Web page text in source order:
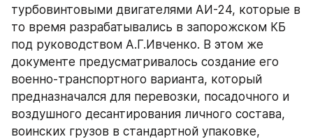
турбовинтовыми двигателями АИ-24, которые в
то время разрабатывались в запорожском КБ
под руководством А.Г.Ивченко. В этом же
документе предусматривалось создание его
военно-транспортного варианта, который
предназначался для перевозки, посадочного и
воздушного десантирования личного состава,
воинских грузов в стандартной упаковке,